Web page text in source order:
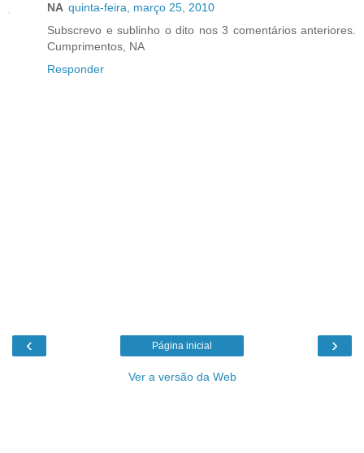
NA quinta-feira, março 25, 2010
Subscrevo e sublinho o dito nos 3 comentários anteriores.
Cumprimentos, NA
Responder
‹ ›
Página inicial
Ver a versão da Web